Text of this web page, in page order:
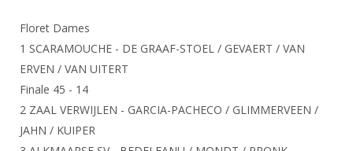
Alle Verenigingen
Nieuws
Verenigingsondersteuning
JEC
Veteranenwedstrijden
Nieuws
Scheidsrechter Documentatie
Opleidingen
Tuchtzaken
Archief
Floret Dames
1 SCARAMOUCHE - DE GRAAF-STOEL / GEVAERT / VAN
ERVEN / VAN UITERT
Finale 45 - 14
2 ZAAL VERWIJLEN - GARCIA-PACHECO / GLIMMERVEEN /
JAHN / KUIPER